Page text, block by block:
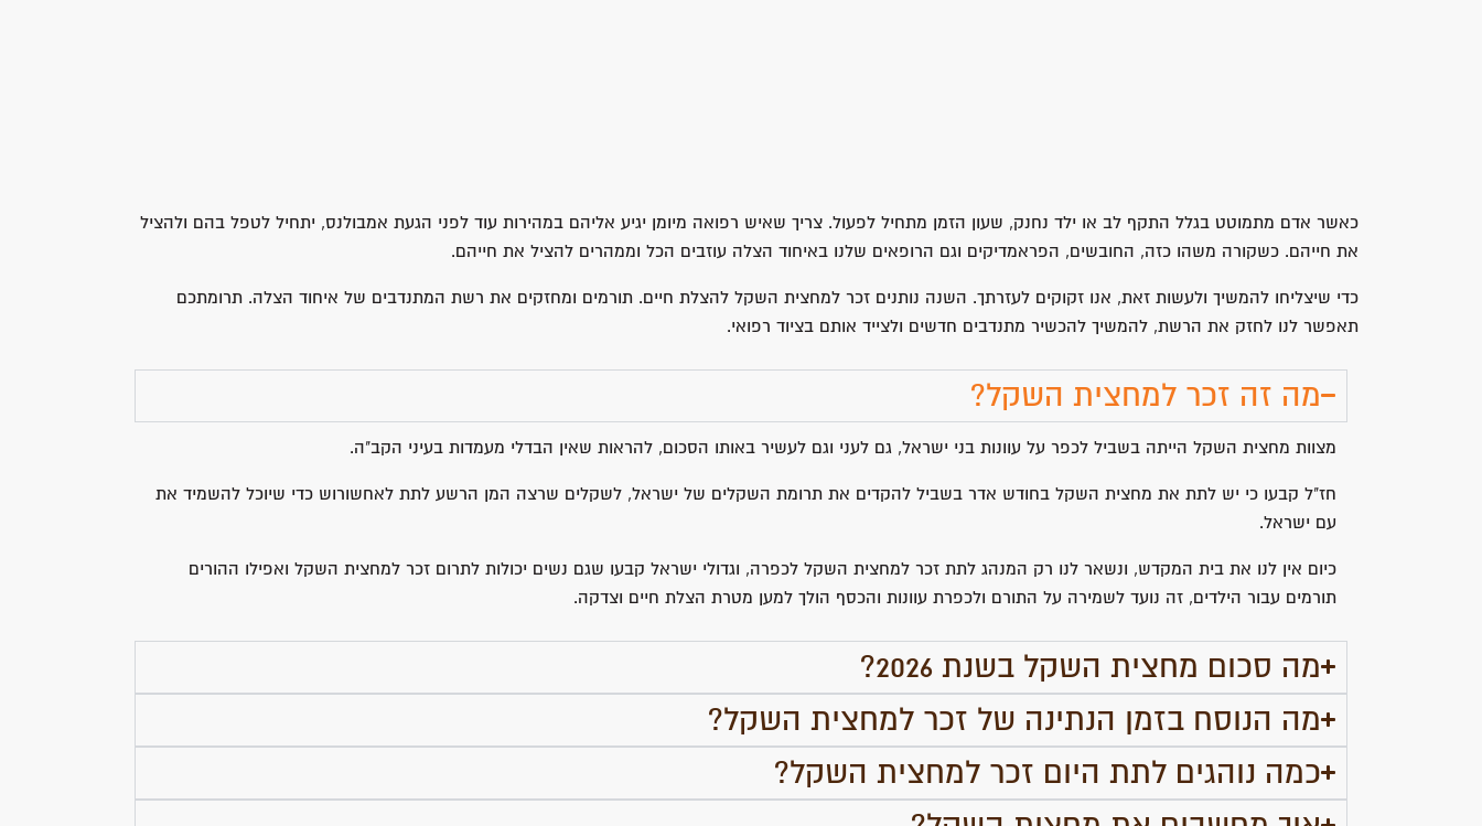
כאשר אדם מתמוטט בגלל התקף לב או ילד נחנק, שעון הזמן מתחיל לפעול. צריך שאיש רפואה מיומן יגיע אליהם במהירות עוד לפני הגעת אמבולנס, יתחיל לטפל בהם ולהציל
את חייהם. כשקורה משהו כזה, החובשים, הפראמדיקים וגם הרופאים שלנו באיחוד הצלה עוזבים הכל וממהרים להציל את חייהם.
כדי שיצליחו להמשיך ולעשות זאת, אנו זקוקים לעזרתך. השנה נותנים זכר למחצית השקל להצלת חיים. תורמים ומחזקים את רשת המתנדבים של איחוד הצלה. תרומתכם
תאפשר לנו לחזק את הרשת, להמשיך להכשיר מתנדבים חדשים ולצייד אותם בציוד רפואי.
מה זה זכר למחצית השקל?
מצוות מחצית השקל הייתה בשביל לכפר על עוונות בני ישראל, גם לעני וגם לעשיר באותו הסכום, להראות שאין הבדלי מעמדות בעיני הקב"ה.
חז"ל קבעו כי יש לתת את מחצית השקל בחודש אדר בשביל להקדים את תרומת השקלים של ישראל, לשקלים שרצה המן הרשע לתת לאחשורוש כדי שיוכל להשמיד את
עם ישראל.
כיום אין לנו את בית המקדש, ונשאר לנו רק המנהג לתת זכר למחצית השקל לכפרה, וגדולי ישראל קבעו שגם נשים יכולות לתרום זכר למחצית השקל ואפילו ההורים
תורמים עבור הילדים, זה נועד לשמירה על התורם ולכפרת עוונות והכסף הולך למען מטרת הצלת חיים וצדקה.
מה סכום מחצית השקל בשנת 2026?
מה הנוסח בזמן הנתינה של זכר למחצית השקל?
כמה נוהגים לתת היום זכר למחצית השקל?